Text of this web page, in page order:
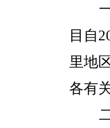
目自
里地
各有